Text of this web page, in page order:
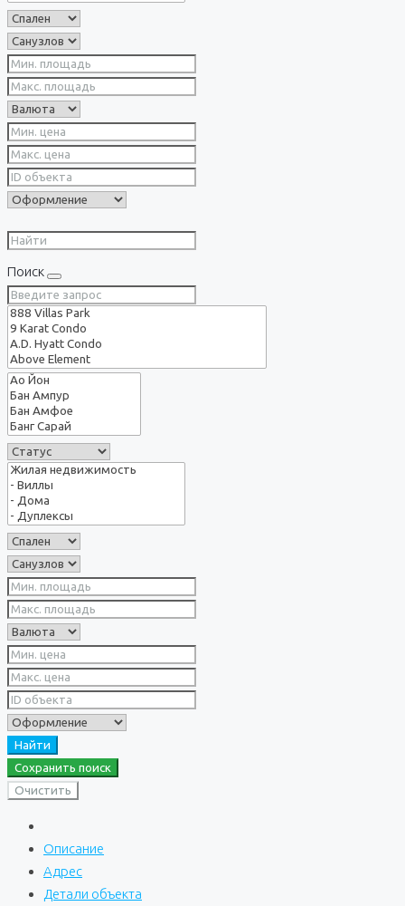
Поиск
Найти
Сохранить поиск
Очистить
Описание
Адрес
Детали объекта